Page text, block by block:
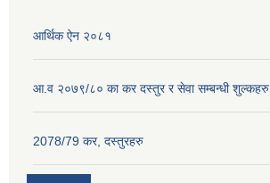
आर्थिक ऐन २०८१
आ.व २०७९/८० का कर दस्तुर र सेवा सम्बन्धी शुल्कहरु
2078/79 कर, दस्तुरहरु